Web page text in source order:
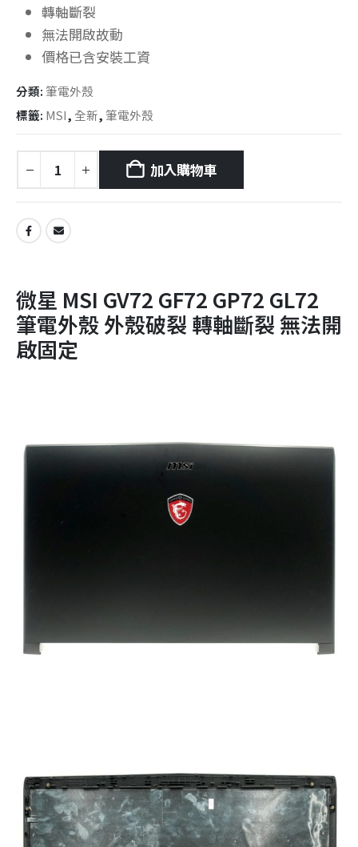
轉軸斷裂
無法開啟故動
價格已含安裝工資
分類:筆電外殼
標籤: MSI, 全新,筆電外殼
加入購物車
微星 MSI GV72 GF72 GP72 GL72
筆電外殼 外殼破裂 轉軸斷裂 無法開
啟固定